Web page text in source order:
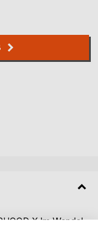
X Im Wandel